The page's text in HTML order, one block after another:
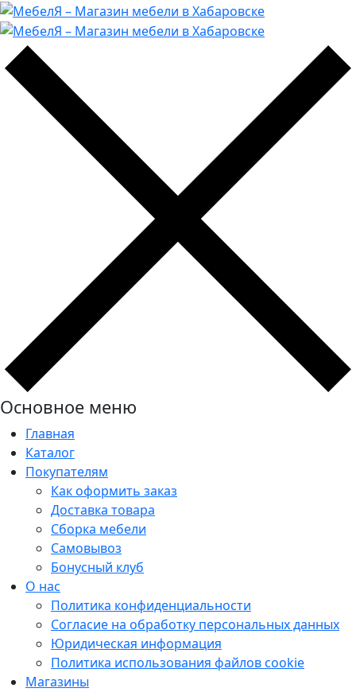
Основное меню
Главная
Каталог
Покупателям
Как оформить заказ
Доставка товара
Сборка мебели
Самовывоз
Бонусный клуб
О нас
Политика конфиденциальности
Согласие на обработку персональных данных
Юридическая информация
Политика использования файлов cookie
Магазины